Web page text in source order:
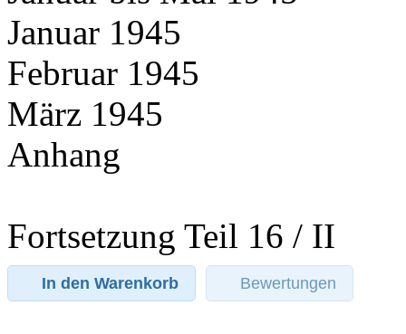
Januar 1945
Februar 1945
März 1945
Anhang
Fortsetzung Teil 16 / II
In den Warenkorb Bewertungen